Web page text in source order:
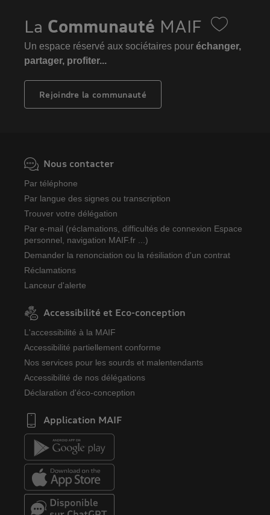
La Communauté MAIF
Un espace réservé aux sociétaires pour échanger,
partager, profiter...
Rejoindre la communauté
Nous contacter
Par téléphone
Par langue des signes ou transcription
Trouver votre délégation
Par e-mail (réclamations, difficultés de connexion Espace
personnel, navigation MAIF.fr ...)
Demander la renonciation ou la résiliation d'un contrat
Réclamations
Lanceur d'alerte
Accessibilité et Eco-conception
L'accessibilité à la MAIF
Accessibilité partiellement conforme
Nos services pour les sourds et malentendants
Accessibilité de nos délégations
Déclaration d'éco-conception
Application MAIF